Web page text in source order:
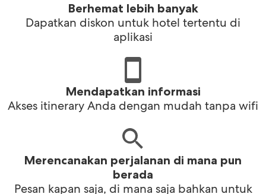
Berhemat lebih banyak
Dapatkan diskon untuk hotel tertentu di
aplikasi
Mendapatkan informasi
Akses itinerary Anda dengan mudah tanpa wifi
Merencanakan perjalanan di mana pun
berada
Pesan kapan saja, di mana saja bahkan untuk